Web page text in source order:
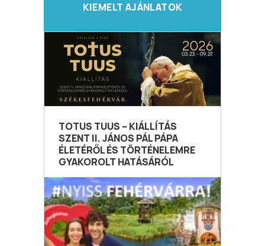
KIEMELT AJÁNLATOK
TOTUS TUUS – KIÁLLÍTÁS
SZENT II. JÁNOS PÁL PÁPA
ÉLETÉRŐL ÉS TÖRTÉNELEMRE
GYAKOROLT HATÁSÁRÓL